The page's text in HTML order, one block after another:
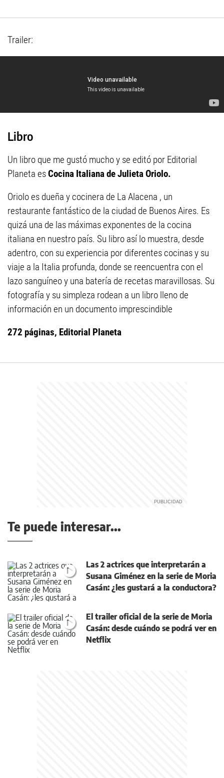
Trailer:
Libro
Un libro que me gustó mucho y se editó por Editorial
Planeta esCocina Italiana de Julieta Oriolo.
Oriolo es dueña y cocinera de La Alacena , un
restaurante fantástico de la ciudad de Buenos Aires. Es
quizá una de las máximas exponentes de la cocina
italiana en nuestro país. Su libro así lo muestra, desde
adentro, con su experiencia por diferentes cocinas y su
viaje a la Italia profunda, donde se reencuentra con el
lazo sanguíneo y una batería de recetas maravillosas. Su
fotografía y su simpleza rodean a un libro lleno de
información en un documento imprescindible
272 páginas, Editorial Planeta
Te puede interesar...
Las 2 actrices que interpretarán a
Susana Giménez en la serie de Moria
Casán: ¿les gustará a la conductora?
El trailer oficial de la serie de Moria
Casán: desde cuándo se podrá ver en
Netflix